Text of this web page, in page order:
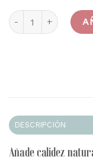
Sillón de Bambú y
DESCRIPCIÓN
Añade calidez